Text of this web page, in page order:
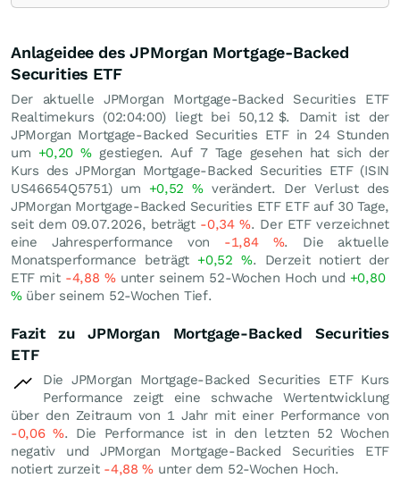
Anlageidee des JPMorgan Mortgage-Backed
Securities ETF
Der aktuelle JPMorgan Mortgage-Backed Securities ETF
Realtimekurs (02:04:00) liegt bei 50,12 $. Damit ist der
JPMorgan Mortgage-Backed Securities ETF in 24 Stunden
um +0,20%gestiegen. Auf 7 Tage gesehen hat sich der
Kurs des JPMorgan Mortgage-Backed Securities ETF (ISIN
US46654Q5751) um +0,52%verändert. Der Verlust des
JPMorgan Mortgage-Backed Securities ETF ETF auf 30 Tage,
seit dem 09.07.2026, beträgt -0,34%. Der ETF verzeichnet
eine Jahresperformance von -1,84 %. Die aktuelle
Monatsperformance beträgt +0,52 %. Derzeit notiert der
ETF mit -4,88 %unter seinem 52-Wochen Hoch und +0,80
%über seinem 52-Wochen Tief.
Fazit zu JPMorgan Mortgage-Backed Securities
ETF
Die JPMorgan Mortgage-Backed Securities ETF Kurs
Performance zeigt eine schwache Wertentwicklung
über den Zeitraum von 1 Jahr mit einer Performance von
-0,06%. Die Performance ist in den letzten 52 Wochen
negativ und JPMorgan Mortgage-Backed Securities ETF
notiert zurzeit -4,88% unter dem 52-Wochen Hoch.